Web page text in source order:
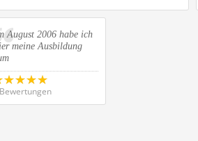
August 2006 habe ich
meine Ausbildung